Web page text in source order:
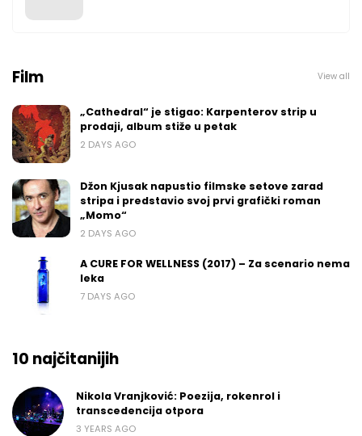
Film View all
„Cathedral“ je stigao: Karpenterov strip u
prodaji, album stiže u petak
2 DAYS AGO
Džon Kjusak napustio filmske setove zarad
stripa i predstavio svoj prvi grafički roman
„Momo“
2 DAYS AGO
A CURE FOR WELLNESS (2017) – Za scenario nema
leka
7 DAYS AGO
10 najčitanijih
Nikola Vranjković: Poezija, rokenrol i
transcedencija otpora
3 YEARS AGO